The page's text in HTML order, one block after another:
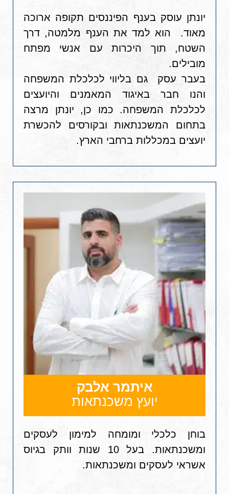
יונתן עוסק בענף הפיננסים תקופה ארוכה
מאוד. הוא למד את הענף מלמטה, דרך
השטח, תוך היכרות עם אנשי מפתח
מובילים.
בעבר עסק גם בליווי לכלכלת המשפחה
והנו חבר באיגוד המאמנים והיועצים
לכלכלת המשפחה. כמו כן, יונתן מרצה
בתחום המשכנתאות ובקורסים להכשרת
יועצים במכללות ברחבי הארץ.
איתמר אלבק
יועץ משכנתאות
בוחן כלכלי ומומחה למימון לעסקים
ומשכנתאות. בעל 10 שנות וותק בגיוס
אשראי לעסקים ומשכנתאות.